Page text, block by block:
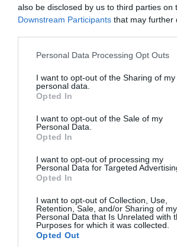
also be disclosed by us to third parties on
Downstream Participants that may further
Please note that this website/app uses
not limited to your visit or usage
grant or deny consent to Google and its
use your data for below specified
consent section.
Personal Data Processing Opt Outs
I want to opt-out of the Sharing of my
personal data.
Opted In
I want to opt-out of the Sale of my
Personal Data.
Opted In
I want to opt-out of processing my
Personal Data for Targeted
Opted In
I want to opt-out of Collection, Use,
Retention, Sale, and/or Sharing of my
Personal Data that Is Unrelated with
Purposes for which it was collected.
Opted Out
07.08.2026 | 17:38
PRONEWS.GR /ΚΟΙΝΩΝΙΑ
Τραγωδία στην εθνική οδό
Σπάρτης: Φορτηγό έπεσε
Νεκρός ο 48χρονος οδηγός